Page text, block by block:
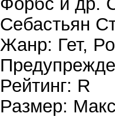
Себастьян
Жанр: Гет,
Рейтинг: R
Размер: